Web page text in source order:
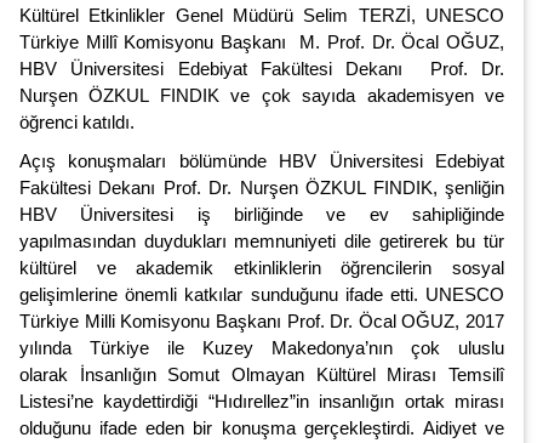
Kültürel Etkinlikler Genel Müdürü Selim TERZİ, UNESCO
Türkiye Millî Komisyonu Başkanı M. Prof. Dr. Öcal OĞUZ,
HBV Üniversitesi Edebiyat Fakültesi Dekanı Prof. Dr.
Nurşen ÖZKUL FINDIK ve çok sayıda akademisyen ve
öğrenci katıldı.
Açış konuşmaları bölümünde HBV Üniversitesi Edebiyat
Fakültesi Dekanı Prof. Dr. Nurşen ÖZKUL FINDIK, şenliğin
HBV Üniversitesi iş birliğinde ve ev sahipliğinde
yapılmasından duydukları memnuniyeti dile getirerek bu tür
kültürel ve akademik etkinliklerin öğrencilerin sosyal
gelişimlerine önemli katkılar sunduğunu ifade etti. UNESCO
Türkiye Milli Komisyonu Başkanı Prof. Dr. Öcal OĞUZ, 2017
yılında Türkiye ile Kuzey Makedonya’nın çok uluslu
olarak İnsanlığın Somut Olmayan Kültürel Mirası Temsilî
Listesi’ne kaydettirdiği “Hıdırellez”in insanlığın ortak mirası
olduğunu ifade eden bir konuşma gerçekleştirdi. Aidiyet ve